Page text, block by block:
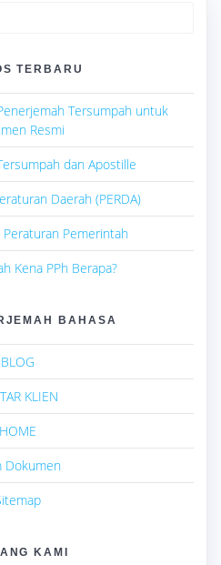
TERBARU
Tersumpah untuk
Resmi
dan Apostille
Daerah (PERDA)
Peraturan Pemerintah
Kena PPh Berapa?
BAHASA
BLOG
KLIEN
HOME
Dokumen
KAMI